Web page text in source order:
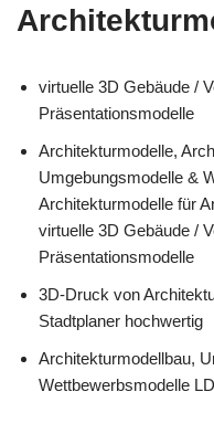
virtuelle 3D Gebäude /
Präsentationsmodelle
Architekturmodelle,
Umgebungsmodelle &
Architekturmodelle für
virtuelle 3D Gebäude /
Präsentationsmodelle
3D-Druck von
Stadtplaner hochwertig
Architekturmodellbau,
Wettbewerbsmodelle